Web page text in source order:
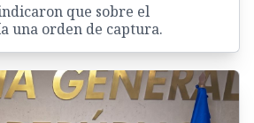
que sobre el
una orden de captura.